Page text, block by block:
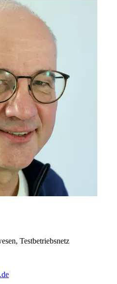
Testbetriebsnetz